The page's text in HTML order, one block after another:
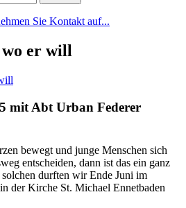
Sie Kontakt auf...
wo er will
mit Abt Urban Federer
bewegt und junge Menschen sich
entscheiden, dann ist das ein ganz
durften wir Ende Juni im
der Kirche St. Michael Ennetbaden